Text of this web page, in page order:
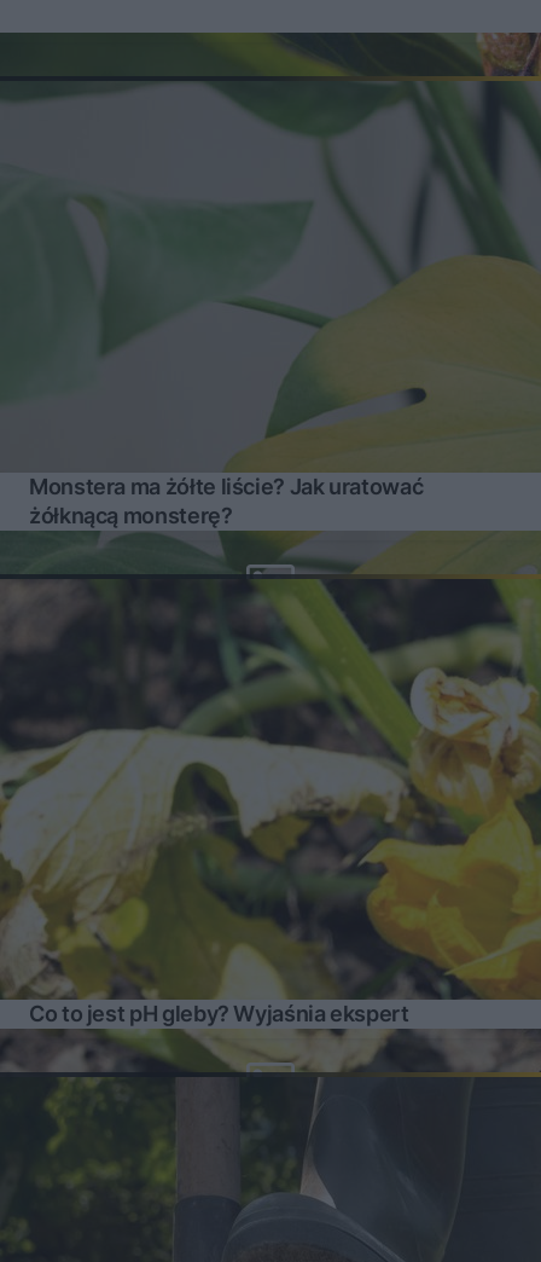
Monstera ma żółte liście? Jak uratować
żółknącą monsterę?
Co to jest pH gleby? Wyjaśnia ekspert